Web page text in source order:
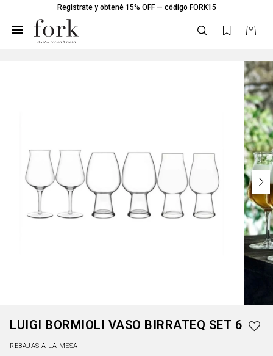
Registrate y obtené 15% OFF — código FORK15

LUIGI BORMIOLI VASO BIRRATEQ SET 6
REBAJAS A LA MESA